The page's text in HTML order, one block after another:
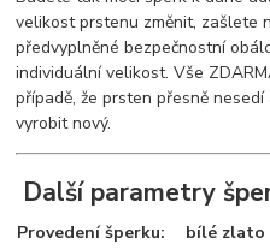
velikost prstenu změnit, zašlete
předvyplněné bezpečnostní
individuální velikost. Vše
případě, že prsten přesně
vyrobit nový.
Další parametry
Provedení šperku:
bílé zlato